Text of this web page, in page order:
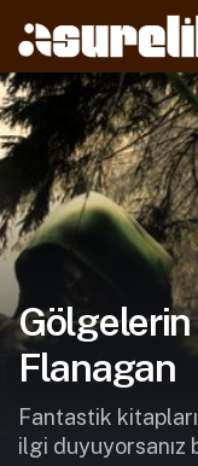
Gölgelerin
Flanagan
Fantastik
ilgi duyuyorsanız